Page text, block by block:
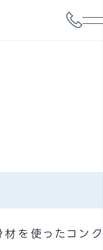
を使ったコンク